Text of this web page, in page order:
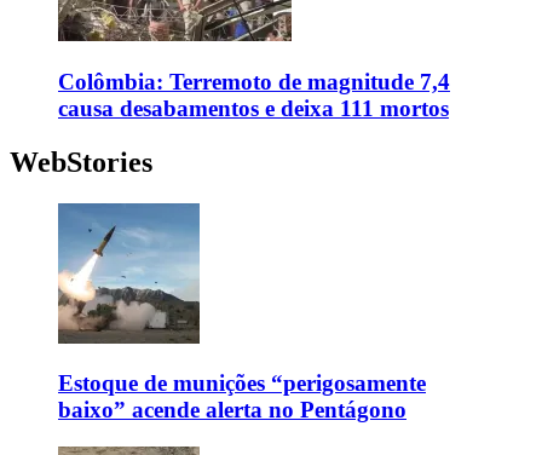
Colômbia: Terremoto de magnitude 7,4
causa desabamentos e deixa 111 mortos
WebStories
Estoque de munições “perigosamente
baixo” acende alerta no Pentágono